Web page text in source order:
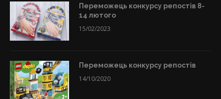
Переможець конкурсу репостів 8-
14 лютого
15/02/2023
Переможець конкурсу репостів
14/10/2020